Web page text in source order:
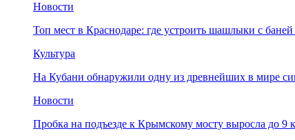
Новости
Топ мест в Краснодаре: где устроить шашлыки с
Культура
На Кубани обнаружили одну из древнейших в мире
Новости
Пробка на подъезде к Крымскому мосту выросла до 9